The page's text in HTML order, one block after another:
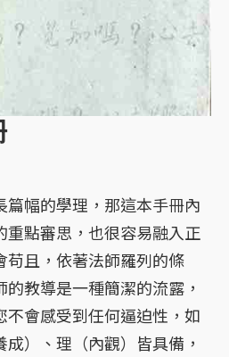
幅的學理，那這本手冊內
重點審思，也很容易融入正
苟且，依著法師羅列的條
教導是一種簡潔的流露，
不會感受到任何逼迫性，如
）、理（內觀）皆具備，